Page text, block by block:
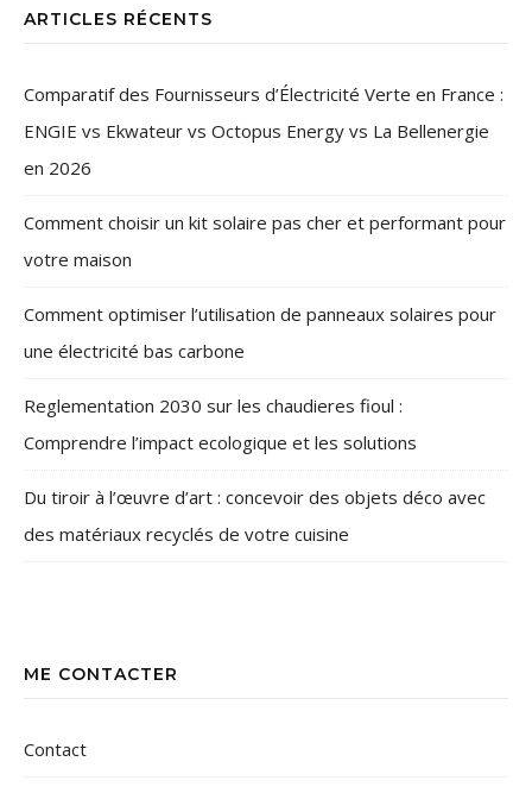
ARTICLES RÉCENTS
Comparatif des Fournisseurs d’Électricité Verte en France :
ENGIE vs Ekwateur vs Octopus Energy vs La Bellenergie
en 2026
Comment choisir un kit solaire pas cher et performant pour
votre maison
Comment optimiser l’utilisation de panneaux solaires pour
une électricité bas carbone
Reglementation 2030 sur les chaudieres fioul :
Comprendre l’impact ecologique et les solutions
Du tiroir à l’œuvre d’art : concevoir des objets déco avec
des matériaux recyclés de votre cuisine
ME CONTACTER
Contact